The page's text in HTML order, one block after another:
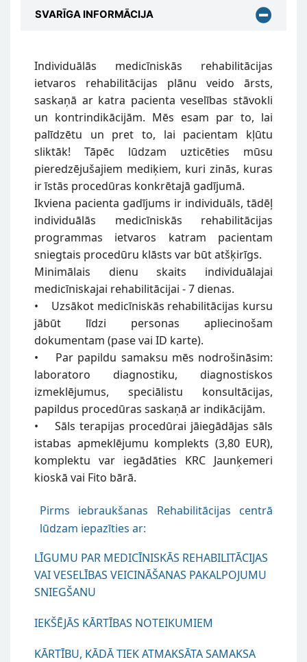
SVARĪGA INFORMĀCIJA
Individuālās medicīniskās rehabilitācijas
ietvaros rehabilitācijas plānu veido ārsts,
saskaņā ar katra pacienta veselības stāvokli
un kontrindikācijām. Mēs esam par to, lai
palīdzētu un pret to, lai pacientam kļūtu
sliktāk! Tāpēc lūdzam uzticēties mūsu
pieredzējušajiem mediķiem, kuri zinās, kuras
ir īstās procedūras konkrētajā gadījumā.
Ikviena pacienta gadījums ir individuāls, tādēļ
individuālās medicīniskās rehabilitācijas
programmas ietvaros katram pacientam
sniegtais procedūru klāsts var būt atšķirīgs.
Minimālais dienu skaits individuālajai
medicīniskajai rehabilitācijai - 7 dienas.
• Uzsākot medicīniskās rehabilitācijas kursu
jābūt līdzi personas apliecinošam
dokumentam (pase vai ID karte).
• Par papildu samaksu mēs nodrošināsim:
laboratoro diagnostiku, diagnostiskos
izmeklējumus, speciālistu konsultācijas,
papildus procedūras saskaņā ar indikācijām.
• Sāls terapijas procedūrai jāiegādājas sāls
istabas apmeklējumu komplekts (3,80 EUR),
komplektu var iegādāties KRC Jaunķemeri
kioskā vai Fito bārā.
Pirms iebraukšanas Rehabilitācijas centrā
lūdzam iepazīties ar:
LĪGUMU PAR MEDICĪNISKĀS REHABILITĀCIJAS
VAI VESELĪBAS VEICINĀŠANAS PAKALPOJUMU
SNIEGŠANU
IEKŠĒJĀS KĀRTĪBAS NOTEIKUMIEM
KĀRTĪBU, KĀDĀ TIEK ATMAKSĀTA SAMAKSA